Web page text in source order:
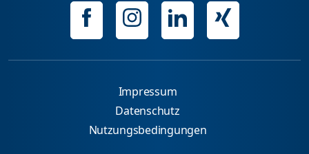
Impressum
Datenschutz
Nutzungsbedingungen